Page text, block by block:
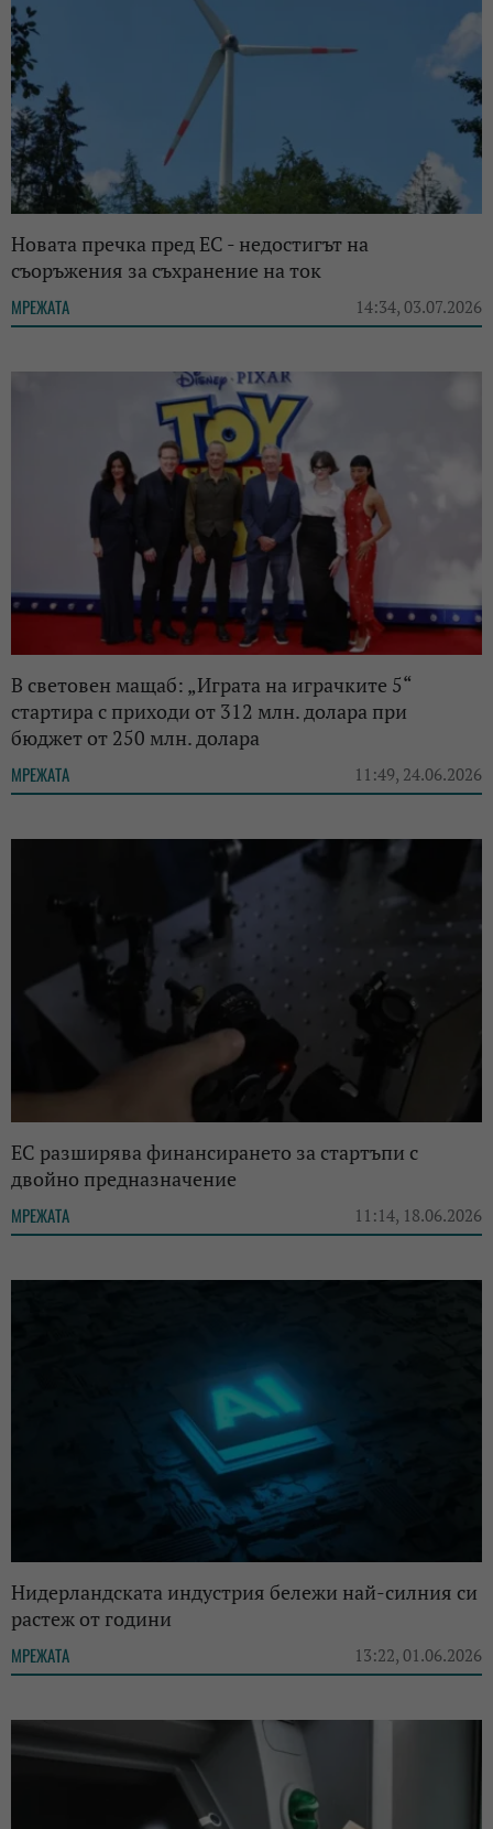
Новата пречка пред ЕС - недостигът на
съоръжения за съхранение на ток
МРЕЖАТА 14:34, 03.07.2026
В световен мащаб: „Играта на играчките 5“
стартира с приходи от 312 млн. долара при
бюджет от 250 млн. долара
МРЕЖАТА 11:49, 24.06.2026
ЕС разширява финансирането за стартъпи с
двойно предназначение
МРЕЖАТА 11:14, 18.06.2026
Нидерландската индустрия бележи най-силния си
растеж от години
МРЕЖАТА 13:22, 01.06.2026